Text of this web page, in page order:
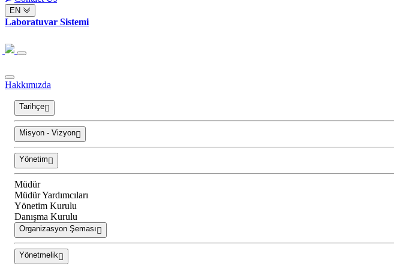
EN
Laboratuvar Sistemi
Hakkımızda
Tarihçe
Misyon - Vizyon
Yönetim
Müdür
Müdür Yardımcıları
Yönetim Kurulu
Danışma Kurulu
Organizasyon Şeması
Yönetmelik